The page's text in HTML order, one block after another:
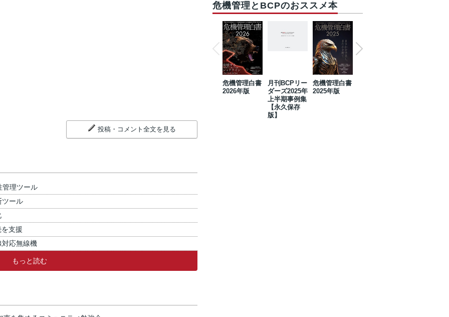
投稿・コメント全文を見る
管理ツール
ツール
支援
対応無線機
もっと読む
危機管理とBCPのおススメ本
危機管理白書
2026年版
月刊BCPリー
ダーズ2025年
上半期事例集
【永久保存
版】
危機管理白書
2025年版